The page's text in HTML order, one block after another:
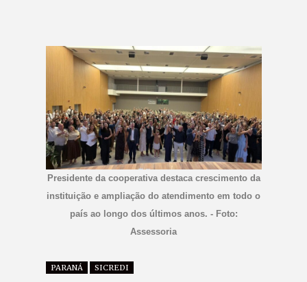
Presidente da cooperativa destaca crescimento da
instituição e ampliação do atendimento em todo o
país ao longo dos últimos anos. - Foto:
Assessoria
PARANÁ SICREDI